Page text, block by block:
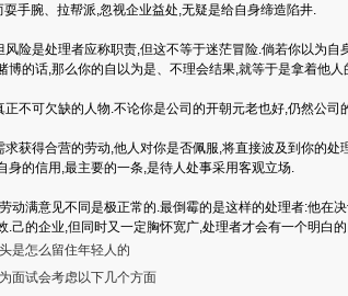
手腕、拉帮派,忽视企业益处,无疑是给自身缔造陷井.
险是处理者应称职责,但这不等于迷茫冒险.倘若你以为
博的话,那么你的自以为是、不理会结果,就等于是拿着他人
不可欠缺的人物.不论你是公司的开朝元老也好,仍然公
获得合营的劳动,他人对你是否佩服,将直接波及到你的
身的信用,最主要的一条,是待人处事采用客观立场.
动满意见不同是极正常的.最倒霉的是这样的处理者:他在
.己的企业,但同时又一定胸怀宽广,处理者才会有一个明白
是怎么留住年轻人的
面试会考虑以下几个方面